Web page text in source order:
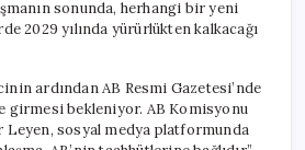
sonunda, herhangi bir yeni
2029 yılında yürürlükten kalkacağı
ardından AB Resmi Gazetesi’nde
girmesi bekleniyor. AB Komisyonu
Leyen, sosyal medya platformunda